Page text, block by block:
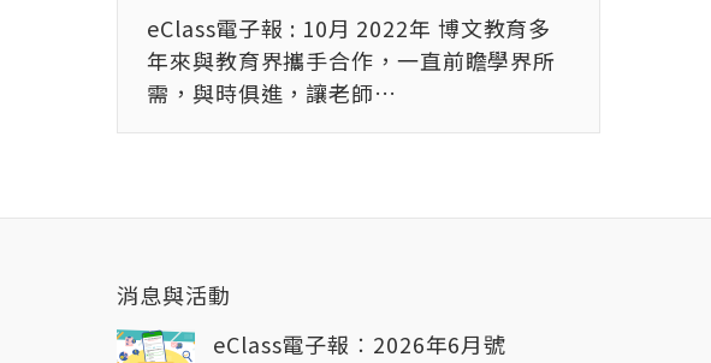
eClass電子報 : 10月 2022年 博文教育多
年來與教育界攜手合作，一直前瞻學界所
需，與時俱進，讓老師…
消息與活動
eClass電子報︰2026年6月號